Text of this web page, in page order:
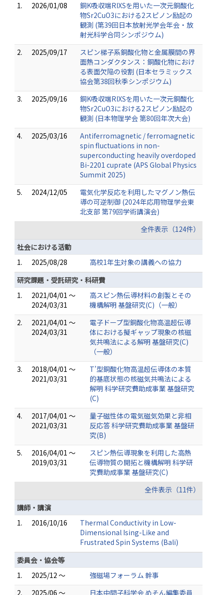
1.
2026/01/08
銅K吸収端RIXSを用いた一次元銅酸化
物Sr2CuO3における2スピノン励起の
観測 (第39回日本放射光学会年会・放
射光科学合同シンポジウム)
2.
2025/09/17
スピン梯子系銅酸化物と金属膜間の界
面熱コンダクタンス：銅酸化物におけ
る表面欠陥の役割 (日本セラミックス
協会第38回秋季シンポジウム)
3.
2025/09/16
銅K吸収端RIXSを用いた一次元銅酸化
物Sr2CuO3における2スピノン励起の
観測 (日本物理学会 第80回年次大会)
4.
2025/03/16
Antiferromagnetic / ferromagnetic
spin fluctuations in non-
superconducting heavily overdoped
Bi-2201 cuprate (APS Global Physics
Summit 2025)
5.
2024/12/05
電気化学反応を利用したマグノン熱伝
導の可逆制御 (2024年応用物理学会東
北支部 第79回学術講演会)
全件表示（124件）
社会における活動
1.
2025/08/28
高校1年生対象の講義への協力
研究課題・受託研究・科研費
1.
2021/04/01 ～
2024/03/31
高スピン熱伝導材料の創製とその
機構解明 基盤研究(C)（一般）
2.
2021/04/01 ～
2024/03/31
電子ドープ型銅酸化物高温超伝導
体における擬ギャップ現象の核磁
気共鳴法による解明 基盤研究(C)
（一般）
3.
2018/04/01 ～
2021/03/31
T’型銅酸化物高温超伝導体の本質
的基底状態の核磁気共鳴法による
解明 科学研究費助成事業 基盤研究
(C)
4.
2017/04/01 ～
2021/03/31
量子磁性体の電気磁気効果と非相
反応答 科学研究費助成事業 基盤研
究(B)
5.
2016/04/01 ～
2019/03/31
スピン熱伝導現象を利用した高熱
伝導物質の開拓と機構解明 科学研
究費助成事業 基盤研究(C)
全件表示（11件）
講師・講演
1.
2016/10/16
Thermal Conductivity in Low-
Dimensional Ising-Like and
Frustrated Spin Systems (Bali)
委員会・協会等
1.
2025/12 ～
強磁場フォーラム 幹事
2.
2025/06 ～ 日本中間子科学会 めそん編集委員